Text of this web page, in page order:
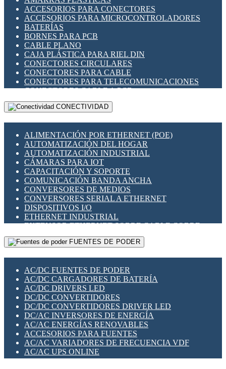
INDICADORES PARA PANEL
INTERFACES DE RELÉ
INTERRUPTORES FIN DE CARRERA
LLAVES CONMUTADORAS
MEDIDORES DE ENERGÍA Y TC'S DE CORRIENTE
MOTORES PASO A PASO
PANTALLAS HMI
PLC -CONTROLADORES LÓGICO PROGRAMABLES
PROGRAMADORES DE HORARIO
RELÉS DE PROTECCIÓN
SENSORES CAPACITIVOS
SENSORES INDUCTIVOS
TEMPORIZADORES
VARIACS
VARIADORES DE FRECUENCIA [VDF]
SECCIONADORES - INTERRUPTORES
MAQUINARIA
ACCESORIOS PARA CONECTORES
ACCESORIOS PARA MICROCONTROLADORES
BATERÍAS
BORNES PARA PCB
CABLE PLANO
CAJA PLÁSTICA PARA RIEL DIN
CONECTORES CIRCULARES
CONECTORES PARA CABLE
CONECTORES PARA TELECOMUNICACIONES
CONECTORES CABLE A PCB
CONECTORES PCB A CABLE
DIP SWITCHES
HERRAMIENTAS VARIAS
ILUMINACIÓN LED
INTERRUPTORES REED
INTERFACES DE RELÉ
OTROS RELÉS
PROTECCIÓN TÉRMICA
RELÉS AUTOMOTRICES
RELÉS DE SEÑAL
RELÉS DE ESTADO SÓLIDO SSR
RELÉS INDUSTRIALES
RELÉS MINIATURA DE POTENCIA
SENSORES MAGNÉTICOS
SWITCH Y MICROSWITCH
TARJETAS PI
UNIÓN Y DERIVACIÓN DE CABLE
CONECTIVIDAD
ALIMENTACIÓN POR ETHERNET (POE)
AUTOMATIZACIÓN DEL HOGAR
AUTOMATIZACIÓN INDUSTRIAL
CÁMARAS PARA IOT
CAPACITACIÓN Y SOPORTE
COMUNICACIÓN BANDA ANCHA
CONVERSORES DE MEDIOS
CONVERSORES SERIAL A ETHERNET
DISPOSITIVOS I/O
ETHERNET INDUSTRIAL
EXTENSOR ETHERNET SOBRE CABLE COBRE
GATEWAY LORAWAN
GESTIÓN DE REDES
PLACAS MODULARES IOT
SWITCHES Y REDES WIFI
SOLUCIONES IOT
SOLUCIONES LORAWAN
SOLUCIONES RED CELULAR
SEGURIDAD PARA REDES
SWITCHES LAN
TELEFONÍA IP (VOIP)
VIGILANCIA IP (CCTV)
MESHTASTIC
FUENTES DE PODER
AC/DC FUENTES DE PODER
AC/DC CARGADORES DE BATERÍA
AC/DC DRIVERS LED
DC/DC CONVERTIDORES
DC/DC CONVERTIDORES DRIVER LED
DC/AC INVERSORES DE ENERGÍA
AC/AC ENERGÍAS RENOVABLES
ACCESORIOS PARA FUENTES
AC/AC VARIADORES DE FRECUENCIA VDF
AC/AC UPS ONLINE